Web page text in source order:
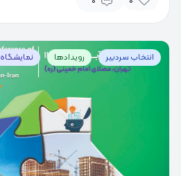
انتخاب سردبیر رویدادها نمایشگاه